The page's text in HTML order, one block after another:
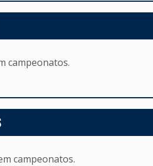
campeonatos.
campeonatos.